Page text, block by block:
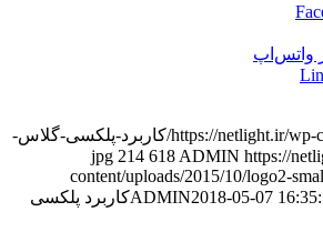
واتس‌اپ
https://netlight.ir/wp-content/uploads/2018/05/کاربرد-پلکسی-گلاس-
214 618 ADMIN https://
content/uploads/2015/10/logo2-
ADMIN2018-05-07
کاربرد پلکسی